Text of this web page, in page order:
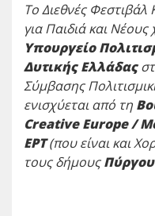
Το Διεθνές
για Παιδιά και
Υπουργείο
Δυτικής Ελλάδας
Σύμβασης
ενισχύεται από τη
Creative Europe /
ΕΡΤ(που είναι και
τους δήμουςΠύργου